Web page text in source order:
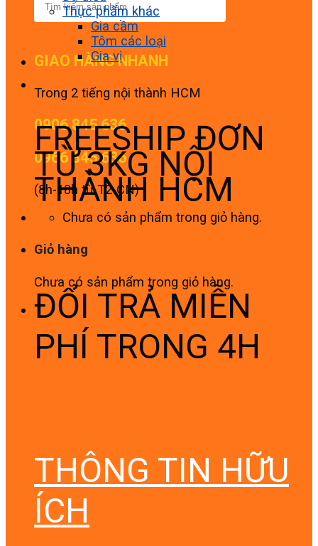
GIAO HÀNG NHANH
Trong 2 tiếng nội thành HCM
0906 845 636
0966 845 636
(8h-18h từ T2-CN)
Chưa có sản phẩm trong giỏ hàng.
Giỏ hàng
Chưa có sản phẩm trong giỏ hàng.
Thực phẩm khác
Gia cầm
Tôm các loại
Gia vị
FREESHIP ĐƠN
TỪ 3KG NỘI
THÀNH HCM
ĐỔI TRẢ MIỄN
PHÍ TRONG 4H
THÔNG TIN HỮU
ÍCH